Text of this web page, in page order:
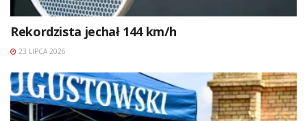
Rekordzista jechał 144 km/h
23 LIPCA 2026